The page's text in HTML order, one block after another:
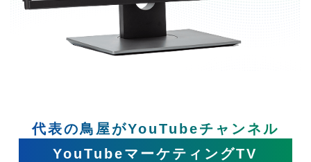
代表の鳥屋がYouTubeチャンネル
YouTubeマーケティングTV